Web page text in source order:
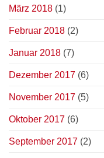
März 2018 (1)
Februar 2018 (2)
Januar 2018 (7)
Dezember 2017 (6)
November 2017 (5)
Oktober 2017 (6)
September 2017 (2)